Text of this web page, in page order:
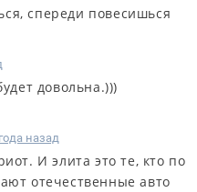
спереди повесишься
довольна.)))
назад
И элита это те, кто по
отечественные авто